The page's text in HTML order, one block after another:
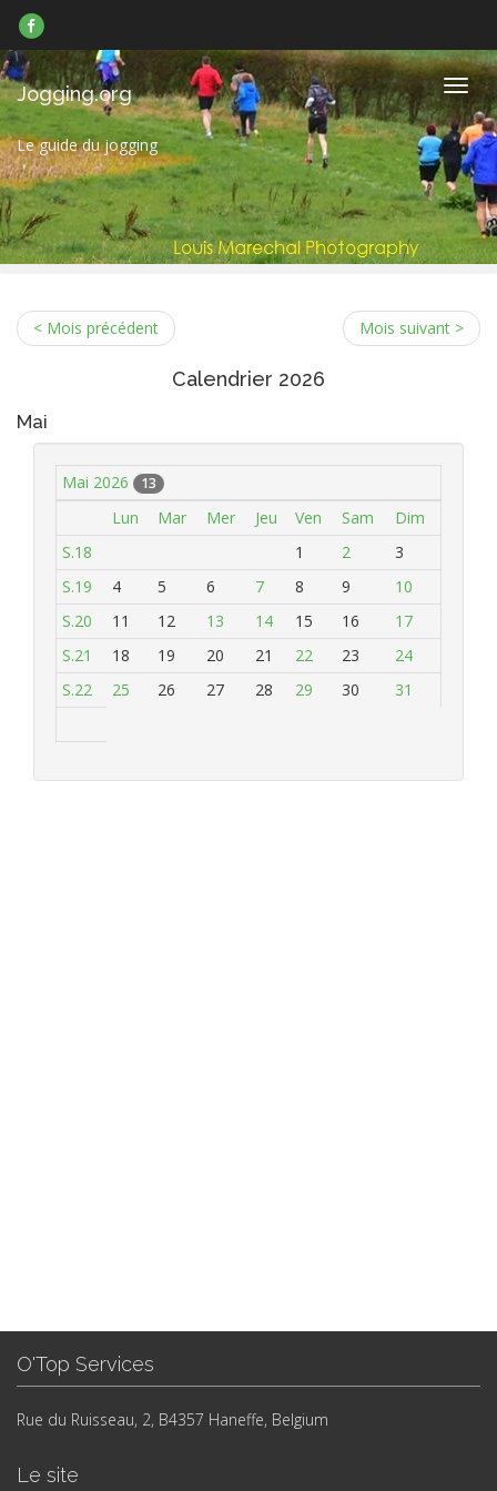
sur
Facebook
Jogging.org
Le guide du jogging
< Mois précédent Mois suivant >
Calendrier 2026
Mai
Mai 2026 13
Lun Mar Mer Jeu Ven Sam
Dim
S.18
1 2
3
S.19
4 5 6 7 8 9
10
S.20
11 12 13 14 15 16
17
S.21
18 19 20 21 22 23
24
S.22
25 26 27 28 29 30 31
O'Top Services
Rue du Ruisseau, 2, B4357 Haneffe, Belgium
Le site